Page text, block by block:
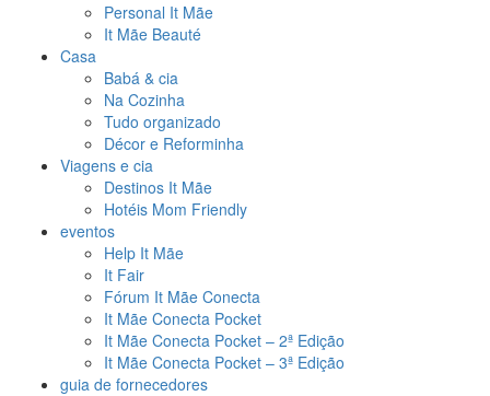
Personal It Mãe
It Mãe Beauté
Casa
Babá & cia
Na Cozinha
Tudo organizado
Décor e Reforminha
Viagens e cia
Destinos It Mãe
Hotéis Mom Friendly
eventos
Help It Mãe
It Fair
Fórum It Mãe Conecta
It Mãe Conecta Pocket
It Mãe Conecta Pocket – 2ª Edição
It Mãe Conecta Pocket – 3ª Edição
guia de fornecedores